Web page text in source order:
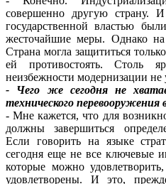
совершенно другую страну.
государственной властью
жесточайшие меры. Однако
Страна могла защититься
ей противостоять. Столь
неизбежности модернизации не
- Чего же сегодня не
технического перевооружения
- Мне кажется, что для
должны завершиться
Если говорить на языке
сегодня еще не все ключевые
которые можно
удовлетворены. И это,